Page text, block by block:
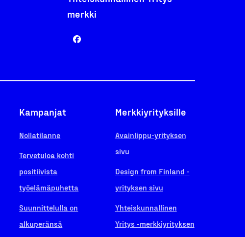
merkki
Kampanjat
Nollatilanne
Tervetuloa kohti
positiivista
työelämäpuhetta
Suunnittelulla on
alkuperänsä
Merkkiyrityksille
Avainlippu-yrityksen
sivu
Design from Finland -
yrityksen sivu
Yhteiskunnallinen
Yritys -merkkiyrityksen